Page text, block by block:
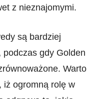
z nieznajomymi.
są bardziej
podczas gdy Golden
Warto
iż ogromną rolę w